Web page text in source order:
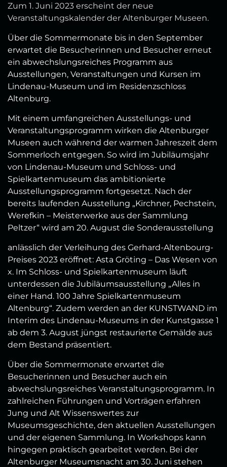
Zum 1. Juni 2023 erscheint der neue
Veranstaltungskalender der Altenburger Museen.
Über die Sommermonate bis in den September
erwartet die Besucherinnen und Besucher erneut
ein abwechslungsreiches Programm aus
Ausstellungen, Veranstaltungen und Kursen im
Lindenau-Museum und im Residenzschloss
Altenburg.
Mit einem umfangreichen Ausstellungs- und
Veranstaltungsprogramm wirken die Altenburger
Museen auch während der warmen Jahreszeit dem
Sommerloch entgegen. So wird im Jubiläumsjahr
von Lindenau-Museum und Schloss- und
Spielkartenmuseum das ambitionierte
Ausstellungsprogramm fortgesetzt. Nach der
bereits laufenden Ausstellung „Kirchner, Pechstein,
Werefkin – Meisterwerke aus der Sammlung
Peltzer“ wird am 20. August die Sonderausstellung
anlässlich der Verleihung des Gerhard-Altenbourg-
Preises 2023 eröffnet: Asta Gröting – Das Wesen von
x. Im Schloss- und Spielkartenmuseum läuft
unterdessen die Jubiläumsausstellung „Alles in
einer Hand. 100 Jahre Spielkartenmuseum
Altenburg“. Zudem werden an der KUNSTWAND im
Interim des Lindenau-Museums in der Kunstgasse 1
ab dem 3. August jüngst restaurierte Gemälde aus
dem Bestand präsentiert.
Über die Sommermonate erwartet die
Besucherinnen und Besucher auch ein
abwechslungsreiches Veranstaltungsprogramm. In
zahlreichen Führungen und Vorträgen erfahren
Jung und Alt Wissenswertes zur
Museumsgeschichte, den aktuellen Ausstellungen
und der eigenen Sammlung. In Workshops kann
hingegen praktisch gearbeitet werden. Bei der
Altenburger Museumsnacht am 30. Juni stehen